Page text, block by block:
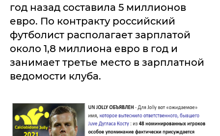
год назад составила 5 миллионов
евро. По контракту российский
футболист располагает зарплатой
около 1,8 миллиона евро в год и
занимает третье место в зарплатной
ведомости клуба.